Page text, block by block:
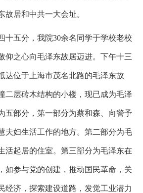
故居和中共一大会址。
十五分，我院30余名同学于学校老校
仰之心向毛泽东故居迈进。下午十三
达位于上海市茂名北路的毛泽东故
二层砖木结构的小楼，现已成为毛泽
五部分，第一部分为蔡和森、向警予
夫妇生活工作的地方。第二部分为毛
活起居的住室。第三部分为毛泽东在
如参与党的创建，推动国民革命，关
经济，探索建设道路，发觉工业潜力